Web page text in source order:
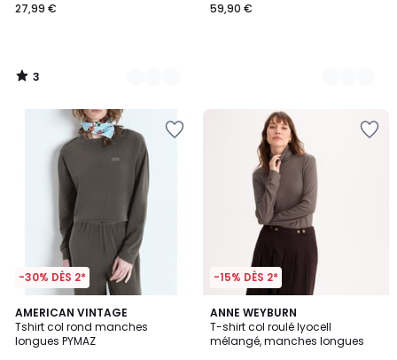
27,99 €
3
/
59,90 €
-30% DÈS 2*
AMERICAN VINTAGE
Tshirt col rond manches
longues PYMAZ
5
/
5
-15% DÈS 2*
ANNE WEYBURN
T-shirt col roulé lyocell
mélangé, manches longues
4,6
/ 5
2
Couleurs